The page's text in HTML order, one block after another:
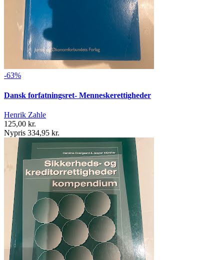
-63%
Dansk forfatningsret- Menneskerettigheder
Henrik Zahle
125,00 kr.
Nypris 334,95 kr.